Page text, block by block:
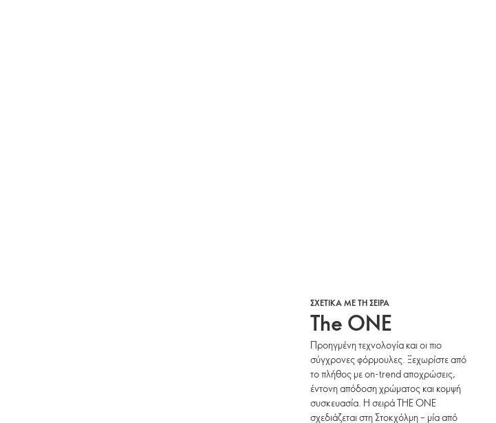
ΣΧΕΤΙΚΑ ΜΕ ΤΗ ΣΕΙΡΑ
The ONE
Προηγμένη τεχνολογία και οι πιο
σύγχρονες φόρμουλες. Ξεχωρίστε από
το πλήθος με on-trend αποχρώσεις,
έντονη απόδοση χρώματος και κομψή
συσκευασία. Η σειρά THE ONE
σχεδιάζεται στη Στοκχόλμη – μία από